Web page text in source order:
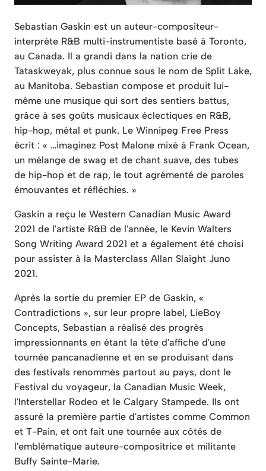
Sebastian Gaskin est un auteur-compositeur-
interprète R&B multi-instrumentiste basé à Toronto,
au Canada. Il a grandi dans la nation crie de
Tataskweyak, plus connue sous le nom de Split Lake,
au Manitoba. Sebastian compose et produit lui-
même une musique qui sort des sentiers battus,
grâce à ses goûts musicaux éclectiques en R&B,
hip-hop, métal et punk. Le Winnipeg Free Press
écrit : « …imaginez Post Malone mixé à Frank Ocean,
un mélange de swag et de chant suave, des tubes
de hip-hop et de rap, le tout agrémenté de paroles
émouvantes et réfléchies. »
Gaskin a reçu le Western Canadian Music Award
2021 de l'artiste R&B de l'année, le Kevin Walters
Song Writing Award 2021 et a également été choisi
pour assister à la Masterclass Allan Slaight Juno
2021.
Après la sortie du premier EP de Gaskin, «
Contradictions », sur leur propre label, LieBoy
Concepts, Sebastian a réalisé des progrès
impressionnants en étant la tête d'affiche d'une
tournée pancanadienne et en se produisant dans
des festivals renommés partout au pays, dont le
Festival du voyageur, la Canadian Music Week,
l'Interstellar Rodeo et le Calgary Stampede. Ils ont
assuré la première partie d'artistes comme Common
et T-Pain, et ont fait une tournée aux côtés de
l'emblématique auteure-compositrice et militante
Buffy Sainte-Marie.